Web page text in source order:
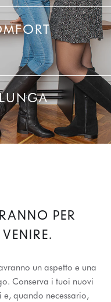
PER
un aspetto e una
Conserva i tuoi nuovi
quando necessario,